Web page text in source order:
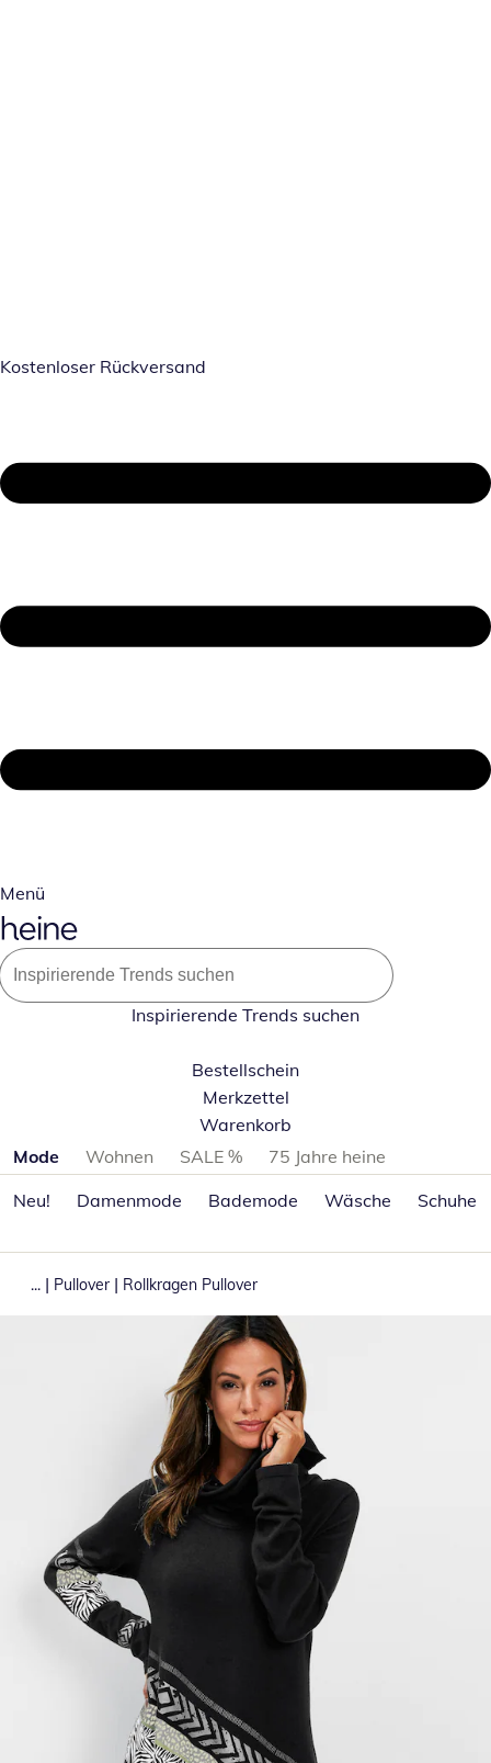
Kostenloser Rückversand
Menü
Inspirierende Trends suchen
Bestellschein
Merkzettel
Warenkorb
Produktkategorien überspringen
Mode Wohnen SALE %
75 Jahre heine
Neu!
Damenmode Bademode Wäsche Schuhe
... | Pullover | Rollkragen Pullover